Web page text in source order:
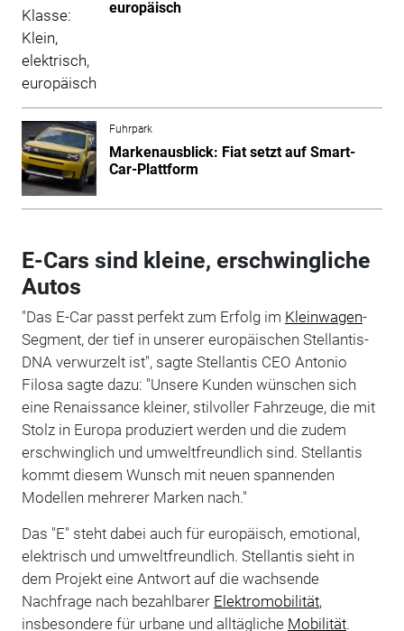
europäisch
Fuhrpark
Markenausblick: Fiat setzt auf Smart-
Car-Plattform
E-Cars sind kleine, erschwingliche
Autos
"Das E-Car passt perfekt zum Erfolg im Kleinwagen-
Segment, der tief in unserer europäischen Stellantis-
DNA verwurzelt ist", sagte Stellantis CEO Antonio
Filosa sagte dazu: "Unsere Kunden wünschen sich
eine Renaissance kleiner, stilvoller Fahrzeuge, die mit
Stolz in Europa produziert werden und die zudem
erschwinglich und umweltfreundlich sind. Stellantis
kommt diesem Wunsch mit neuen spannenden
Modellen mehrerer Marken nach."
Das "E" steht dabei auch für europäisch, emotional,
elektrisch und umweltfreundlich. Stellantis sieht in
dem Projekt eine Antwort auf die wachsende
Nachfrage nach bezahlbarer Elektromobilität,
insbesondere für urbane und alltägliche Mobilität.